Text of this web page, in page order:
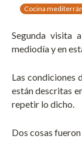
Cocina
Segunda visita
mediodía y en
Las condiciones
están descritas
repetir lo dicho.
Dos cosas